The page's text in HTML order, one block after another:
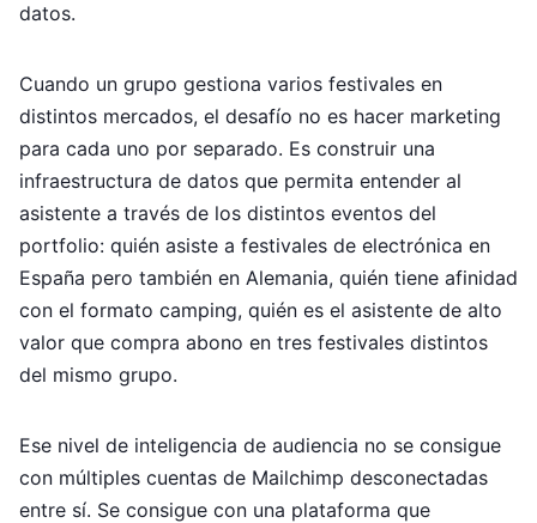
datos.
Cuando un grupo gestiona varios festivales en
distintos mercados, el desafío no es hacer marketing
para cada uno por separado. Es construir una
infraestructura de datos que permita entender al
asistente a través de los distintos eventos del
portfolio: quién asiste a festivales de electrónica en
España pero también en Alemania, quién tiene afinidad
con el formato camping, quién es el asistente de alto
valor que compra abono en tres festivales distintos
del mismo grupo.
Ese nivel de inteligencia de audiencia no se consigue
con múltiples cuentas de Mailchimp desconectadas
entre sí. Se consigue con una plataforma que